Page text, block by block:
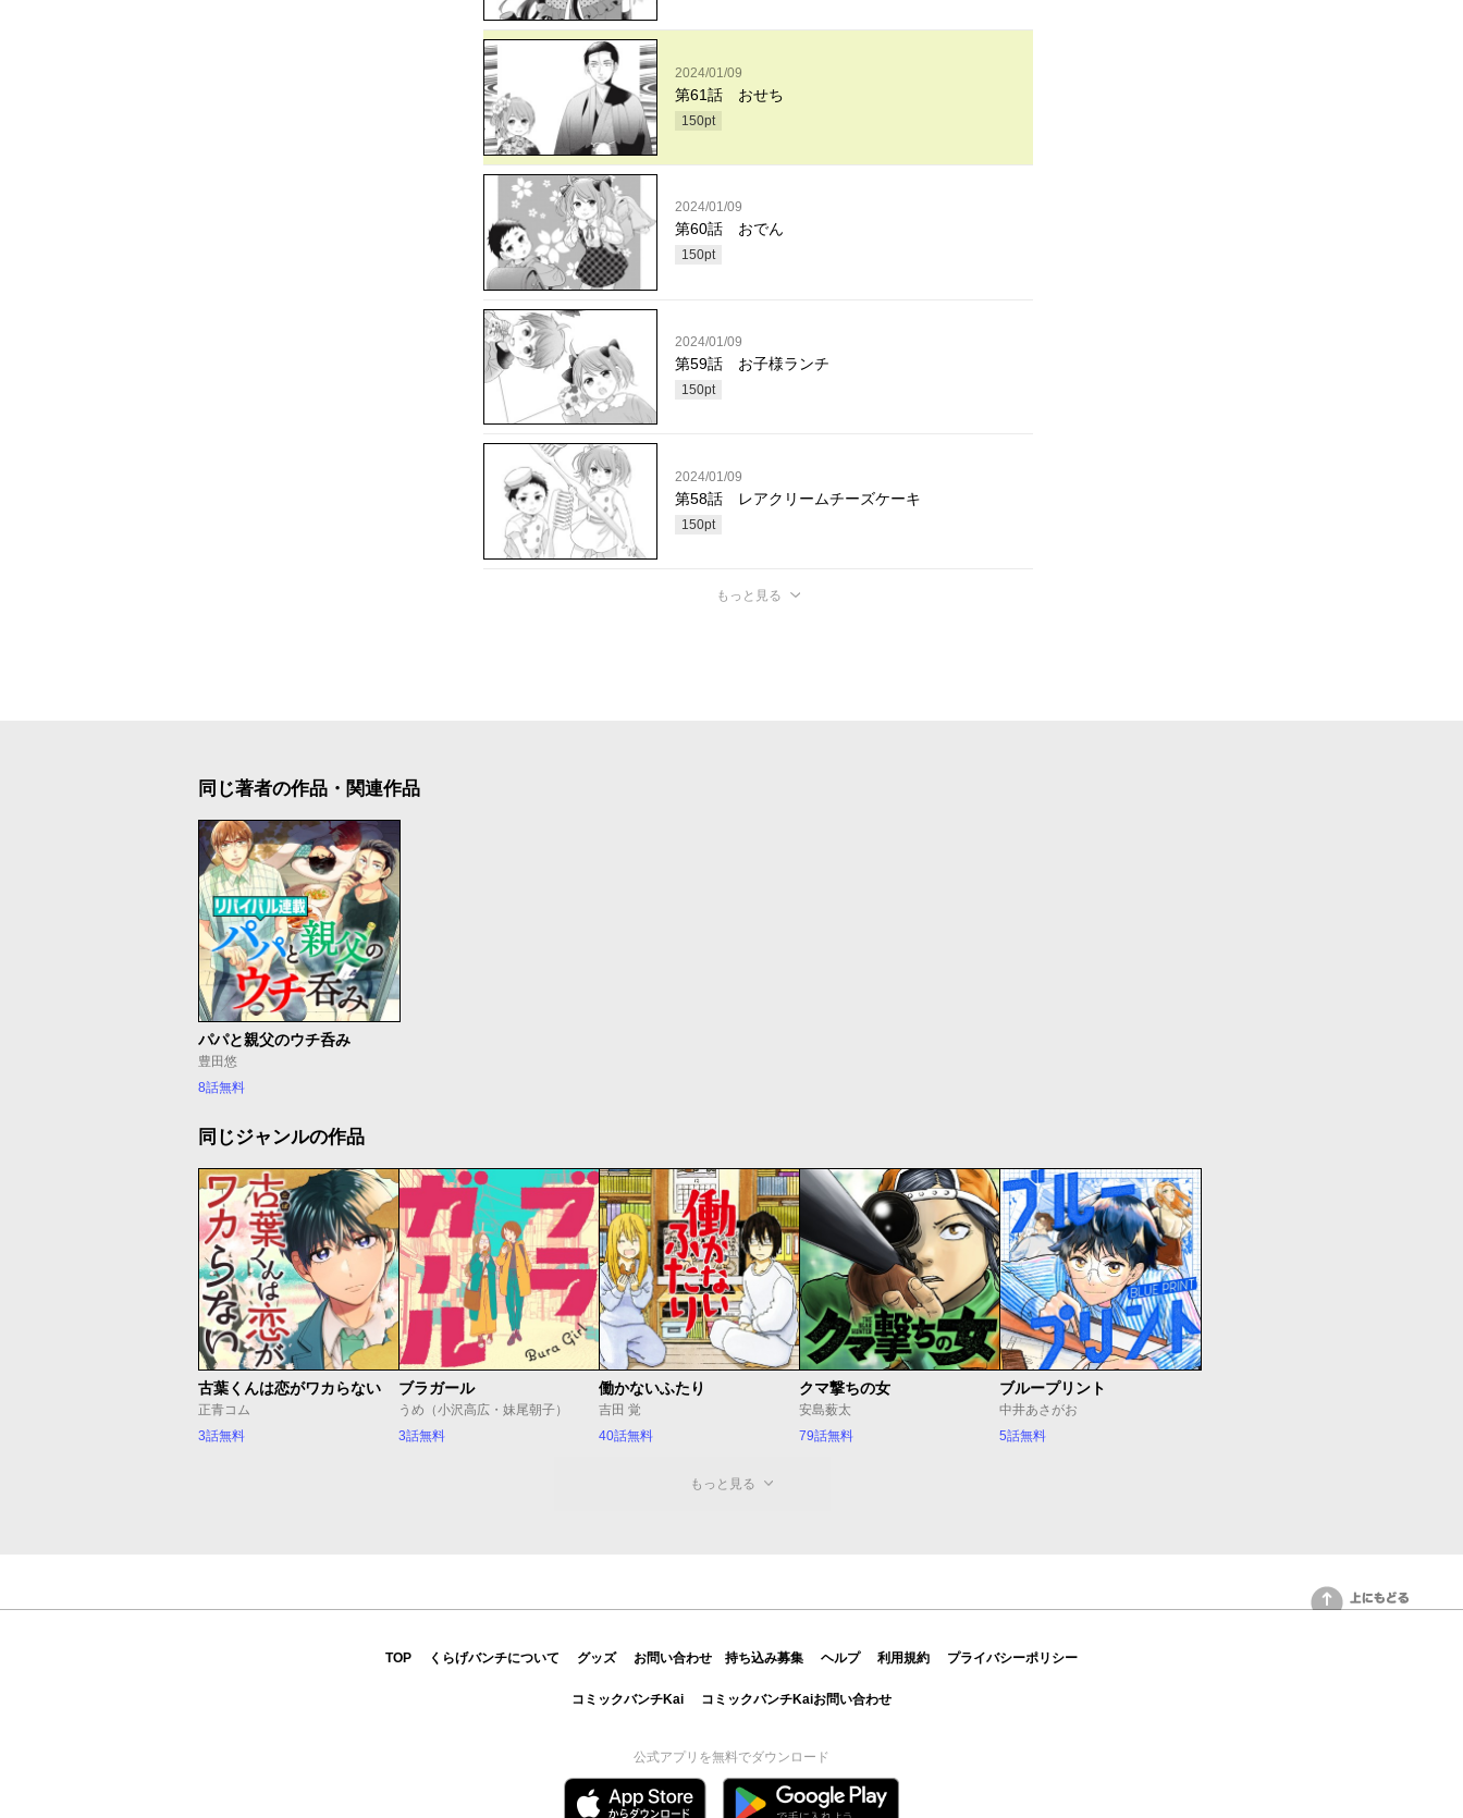
2024/01/09
第61話 おせち
150pt
2024/01/09
第60話 おでん
150pt
2024/01/09
第59話 お子様ランチ
150pt
2024/01/09
第58話 レアクリームチーズケーキ
150pt
もっと見る
同じ著者の作品・関連作品
パパと親父のウチ呑み
豊田悠
8話無料
同じジャンルの作品
古葉くんは恋がワカらない
正青コム
3話無料
ブラガール
うめ（小沢高広・妹尾朝子）
3話無料
働かないふたり
吉田 覚
40話無料
クマ撃ちの女
安島薮太
79話無料
ブループリント
中井あさがお
5話無料
もっと見る
上にもどる
TOP くらげバンチについて グッズ お問い合わせ 持ち込み募集 ヘルプ 利用規約 プライバシーポリシー
コミックバンチKai コミックバンチKaiお問い合わせ
公式アプリを無料でダウンロード